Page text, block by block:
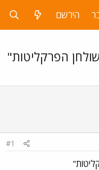
הירשם
הפרקליטות"
#1